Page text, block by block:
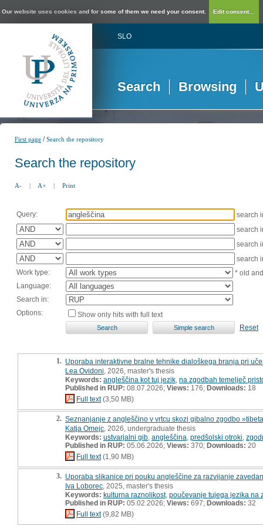
Our website uses cookies and for some of them we need your consent. Edit consent...
SLO
Search Browsing
First page /Search the repository
Search the repository
A- | A+ | Print
Query:
search
search
search
search
Work type:
* old
Language:
Search in:
Options:
Show only hits with full text
Reset
1. Uporaba interaktivne bralne tehnike dialoškega branja pri
Lea Ovidoni , 2026, master's thesis
Keywords: angleščina kot tuj jezik na zgodbah temelječ
Published in RUP: 08.07.2026; Views: 176; Downloads: 18
Full text(3,50 MB)
2. Seznanjanje z angleščino v vrtcu skozi gibalno zgodbo
Katja Omejc , 2026, undergraduate thesis
Keywords: ustvarjalni gib angleščina predšolski otroki
Published in RUP: 05.06.2026; Views: 370; Downloads: 20
Full text(1,90 MB)
3. Uporaba slikanice pri pouku angleščine za razvijanje
Iva Loborec , 2025, master's thesis
Keywords: kulturna raznolikost, poučevanje tujega jezika na
Published in RUP: 05.02.2026; Views: 697; Downloads: 32
Full text(9,82 MB)